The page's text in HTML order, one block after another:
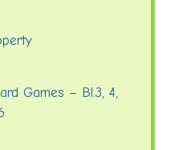
Games – Bl.3, 4,